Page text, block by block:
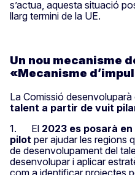
s’actua, aquesta situació
llarg termini de la UE.
Un nou mecanisme
«Mecanisme
La Comissió desenvoluparà
talent a partir de vuit
1. El 2023 es posarà
pilot per ajudar les regions
de desenvolupament del
desenvolupar i aplicar
com a identificar projectes